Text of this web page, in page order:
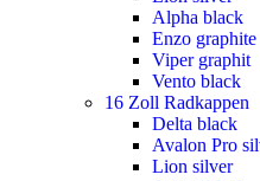
Alpha black
Enzo graphite
Viper graphit
Vento black
16 Zoll Radkappen
Delta black
Avalon Pro
Lion silver